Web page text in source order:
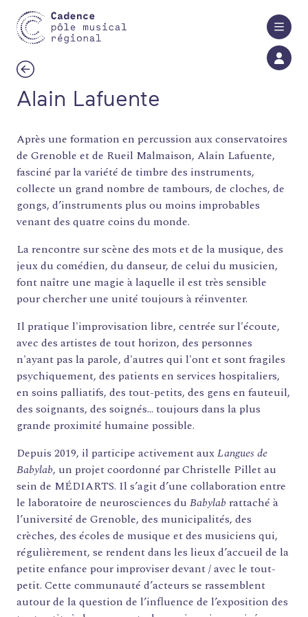
Alain Lafuente
Après une formation en percussion aux conservatoires
de Grenoble et de Rueil Malmaison, Alain Lafuente,
fasciné par la variété de timbre des instruments,
collecte un grand nombre de tambours, de cloches, de
gongs, d’instruments plus ou moins improbables
venant des quatre coins du monde.
La rencontre sur scène des mots et de la musique, des
jeux du comédien, du danseur, de celui du musicien,
font naître une magie à laquelle il est très sensible
pour chercher une unité toujours à réinventer.
Il pratique l'improvisation libre, centrée sur l'écoute,
avec des artistes de tout horizon, des personnes
n'ayant pas la parole, d'autres qui l'ont et sont fragiles
psychiquement, des patients en services hospitaliers,
en soins palliatifs, des tout-petits, des gens en fauteuil,
des soignants, des soignés… toujours dans la plus
grande proximité humaine possible.
Depuis 2019, il participe activement auxLangues de
Babylab, un projet coordonné par Christelle Pillet au
sein de MÉDIARTS. Il s’agit d’une collaboration entre
le laboratoire de neurosciences du Babylab rattaché à
l’université de Grenoble, des municipalités, des
crèches, des écoles de musique et des musiciens qui,
régulièrement, se rendent dans les lieux d’accueil de la
petite enfance pour improviser devant / avec le tout-
petit. Cette communauté d’acteurs se rassemblent
autour de la question de l’influence de l’exposition des
FORMATIONS
ATELIERS
RENCONTRES
ACCOMPAGNEMENT
ACTIONS ARTISTIQUES
RESSOURCES
QUI SOMMES-NOUS ?
THÉMATIQUES
RECHERCHE